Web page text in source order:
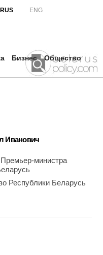
RUS ENG
Бизнес Общество
Иванович
министра
Республики Беларусь